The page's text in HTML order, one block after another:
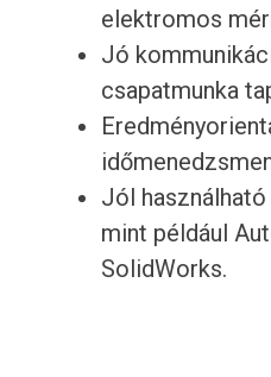
elektromos
Jó
csapatmunka
Jól
mint például
SolidWorks.